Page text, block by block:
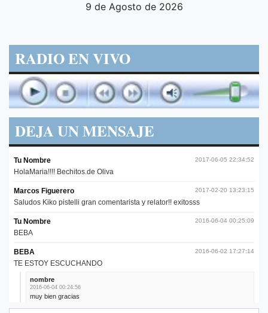
9 de Agosto de 2026
RADIO EN VIVO
DEJA UN MENSAJE